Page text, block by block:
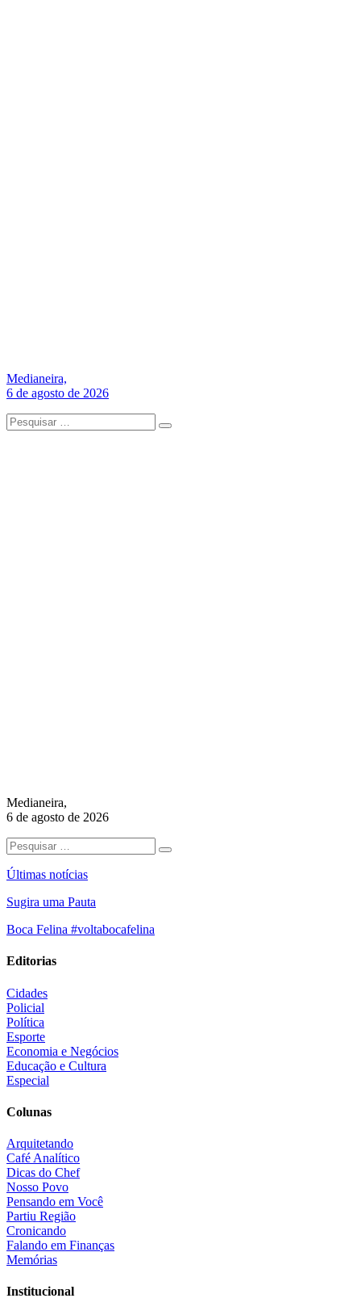
Medianeira,
6 de agosto de 2026
Medianeira,
6 de agosto de 2026
Últimas notícias
Sugira uma Pauta
Boca Felina #voltabocafelina
Editorias
Cidades
Policial
Política
Esporte
Economia e Negócios
Educação e Cultura
Especial
Colunas
Arquitetando
Café Analítico
Dicas do Chef
Nosso Povo
Pensando em Você
Partiu Região
Cronicando
Falando em Finanças
Memórias
Institucional